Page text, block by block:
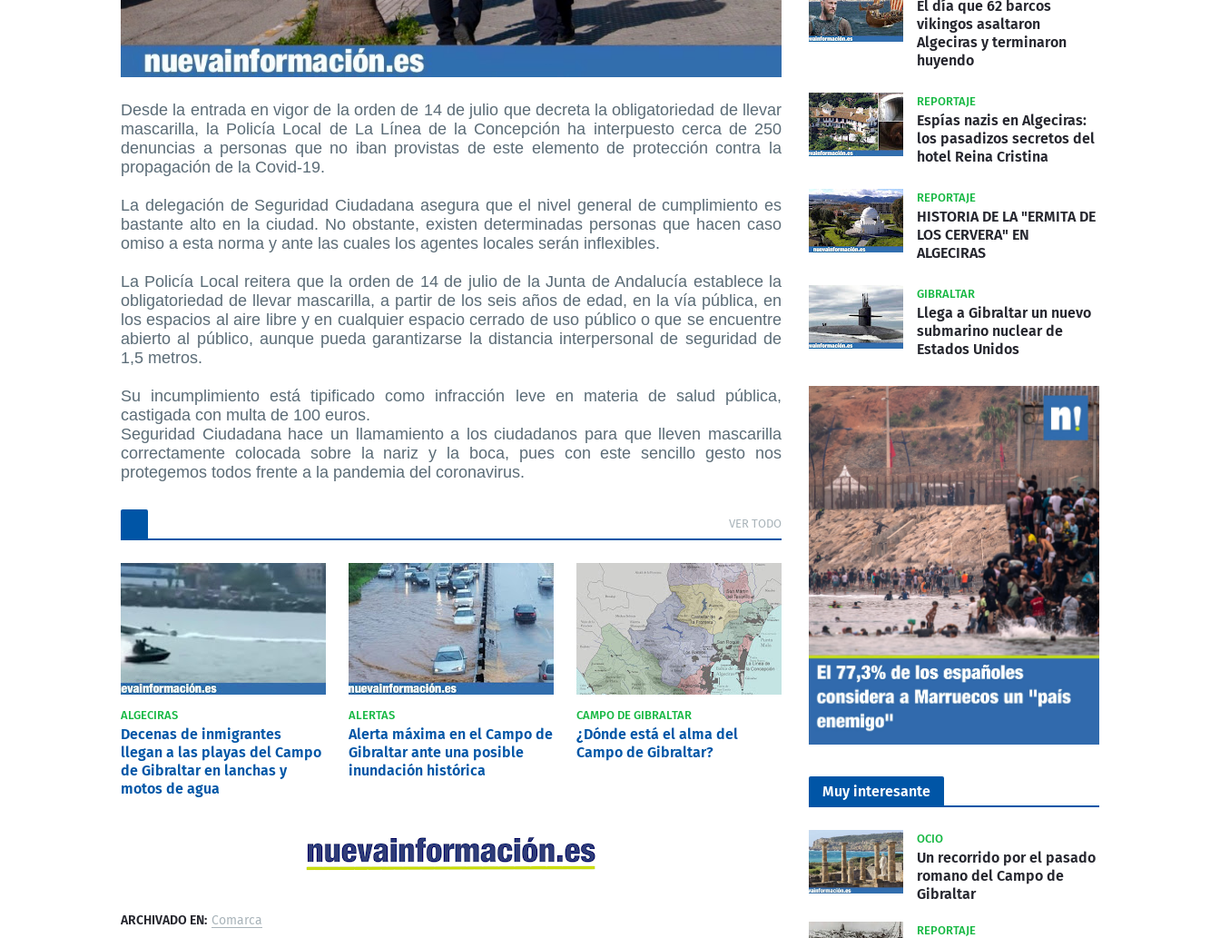
Desde la entrada en vigor de la orden de 14 de julio que decreta la obligatoriedad de llevar
mascarilla, la Policía Local de La Línea de la Concepción ha interpuesto cerca de 250
denuncias a personas que no iban provistas de este elemento de protección contra la
propagación de la Covid-19.
La delegación de Seguridad Ciudadana asegura que el nivel general de cumplimiento es
bastante alto en la ciudad. No obstante, existen determinadas personas que hacen caso
omiso a esta norma y ante las cuales los agentes locales serán inflexibles.
La Policía Local reitera que la orden de 14 de julio de la Junta de Andalucía establece la
obligatoriedad de llevar mascarilla, a partir de los seis años de edad, en la vía pública, en
los espacios al aire libre y en cualquier espacio cerrado de uso público o que se encuentre
abierto al público, aunque pueda garantizarse la distancia interpersonal de seguridad de
1,5 metros.
Su incumplimiento está tipificado como infracción leve en materia de salud pública,
castigada con multa de 100 euros.
Seguridad Ciudadana hace un llamamiento a los ciudadanos para que lleven mascarilla
correctamente colocada sobre la nariz y la boca, pues con este sencillo gesto nos
protegemos todos frente a la pandemia del coronavirus.
VER TODO
ALGECIRAS
Decenas de inmigrantes
llegan a las playas del Campo
de Gibraltar en lanchas y
motos de agua
ALERTAS
Alerta máxima en el Campo de
Gibraltar ante una posible
inundación histórica
CAMPO DE GIBRALTAR
¿Dónde está el alma del
Campo de Gibraltar?
ARCHIVADO EN: Comarca
El día que 62 barcos
vikingos asaltaron
Algeciras y terminaron
huyendo
REPORTAJE
Espías nazis en Algeciras:
los pasadizos secretos del
hotel Reina Cristina
REPORTAJE
HISTORIA DE LA "ERMITA DE
LOS CERVERA" EN
ALGECIRAS
GIBRALTAR
Llega a Gibraltar un nuevo
submarino nuclear de
Estados Unidos
Muy interesante
OCIO
Un recorrido por el pasado
romano del Campo de
Gibraltar
REPORTAJE